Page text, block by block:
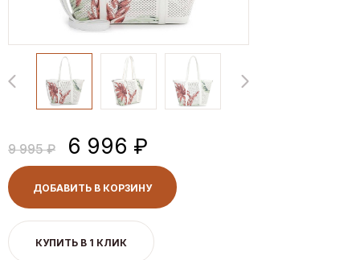
9 995 ₽ 6 996 ₽
ДОБАВИТЬ В КОРЗИНУ
КУПИТЬ В 1 КЛИК